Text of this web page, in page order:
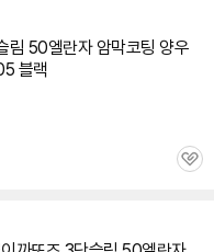
림 50엘란자 암막코팅 양우
블랙
관